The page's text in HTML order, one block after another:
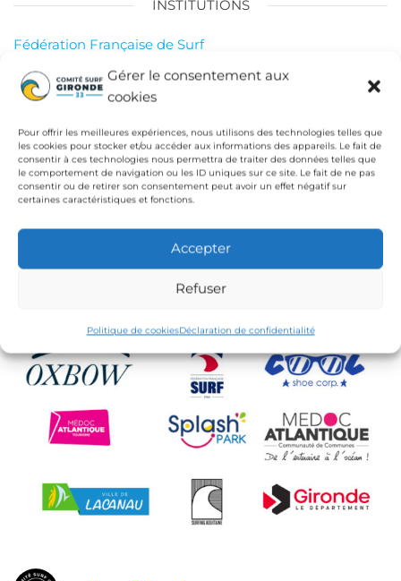
Gérer le consentement aux
cookies
Pour offrir les meilleures expériences, nous utilisons des technologies telles que
les cookies pour stocker et/ou accéder aux informations des appareils. Le fait de
consentir à ces technologies nous permettra de traiter des données telles que
le comportement de navigation ou les ID uniques sur ce site. Le fait de ne pas
consentir ou de retirer son consentement peut avoir un effet négatif sur
certaines caractéristiques et fonctions.
Accepter
Refuser
Politique de cookiesDéclaration de confidentialité
INSTITUTIONS
Fédération Française de Surf
Conseil Départemental de la Gironde
Ligue de Surf de Nouvelle Aquitaine
CdC Médoc Atlantique